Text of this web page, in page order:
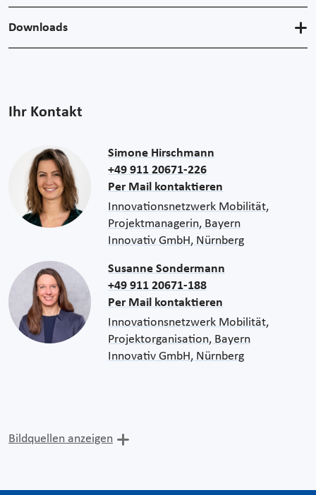
Downloads
Ihr Kontakt
Simone Hirschmann
+49 911 20671-226
Per Mail kontaktieren
Innovationsnetzwerk Mobilität,
Projektmanagerin, Bayern
Innovativ GmbH, Nürnberg
Susanne Sondermann
+49 911 20671-188
Per Mail kontaktieren
Innovationsnetzwerk Mobilität,
Projektorganisation, Bayern
Innovativ GmbH, Nürnberg
Bildquellen anzeigen